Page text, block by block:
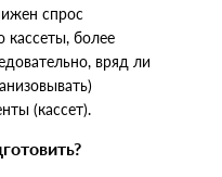
спрос
кассеты, более
вряд ли
(кассет).